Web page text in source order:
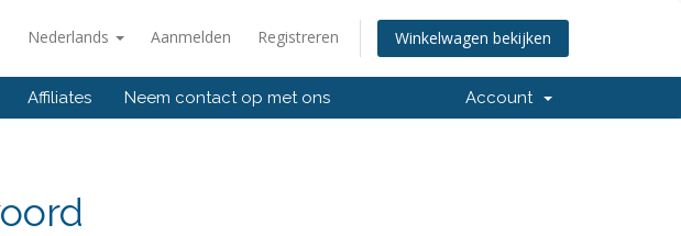
Nederlands Aanmelden Registreren Winkelwagen bekijken
Affiliates Neem contact op met ons Account